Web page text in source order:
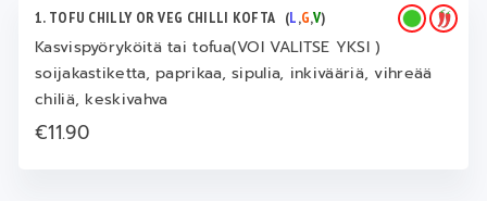
1. TOFU CHILLY OR VEG CHILLI KOFTA (L,G,V)
Kasvispyöryköitä tai tofua(VOI VALITSE YKSI )
soijakastiketta, paprikaa, sipulia, inkivääriä, vihreää
chiliä, keskivahva
€11.90